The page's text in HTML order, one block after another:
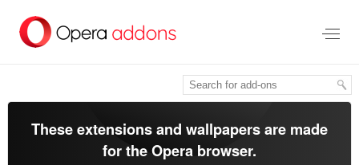
main
These extensions and wallpapers are made
for theOpera browser.